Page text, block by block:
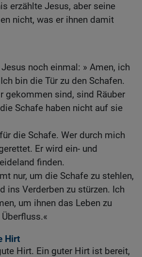
erzählte Jesus, aber seine
nicht, was er ihnen damit
noch einmal: » Amen, ich
bin die Tür zu den Schafen.
gekommen sind, sind Räuber
Schafe haben nicht auf sie
die Schafe. Wer durch mich
Er wird ein- und
finden.
nur, um die Schafe zu stehlen,
ins Verderben zu stürzen. Ich
um ihnen das Leben zu
Hirt
Hirt. Ein guter Hirt ist bereit,